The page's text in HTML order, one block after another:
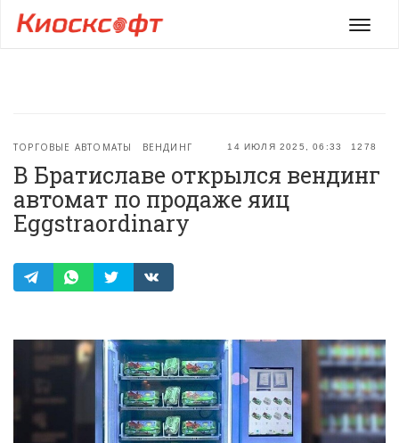
Меню
14 ИЮЛЯ 2025, 06:33 1278
ТОРГОВЫЕ АВТОМАТЫ ВЕНДИНГ
В Братиславе открылся вендинг
автомат по продаже яиц
Eggstraordinary